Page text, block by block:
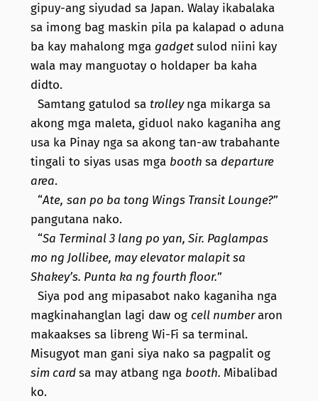
gipuy-ang siyudad sa Japan. Walay ikabalaka
sa imong bag maskin pila pa kalapad o aduna
ba kay mahalong mga gadgetsulod niini kay
wala may manguotay o holdaper ba kaha
didto.
Samtang gatulod sa trolleynga mikarga sa
akong mga maleta, giduol nako kaganiha ang
usa ka Pinay nga sa akong tan-aw trabahante
tingali to siyas usas mga booth sa departure
area.
“Ate, san po ba tong Wings Transit Lounge?”
pangutana nako.
“Sa Terminal 3 lang po yan, Sir. Paglampas
mo ng Jollibee, may elevator malapit sa
Shakey’s. Punta ka ng fourth floor.”
Siya pod ang mipasabot nako kaganiha nga
magkinahanglan lagi daw og cell numberaron
makaakses sa libreng Wi-Fi sa terminal.
Misugyot man gani siya nako sa pagpalit og
sim cardsa may atbang nga booth. Mibalibad
ko.